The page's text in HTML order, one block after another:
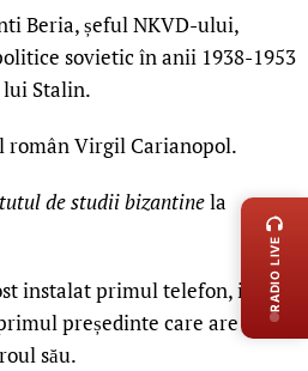
Beria, șeful NKVD-ului,
sovietic în anii 1938-1953
Stalin.
român Virgil Carianopol.
de studii bizantinela
instalat primul telefon, iar
președinte care are
său.
RADIO LIVE